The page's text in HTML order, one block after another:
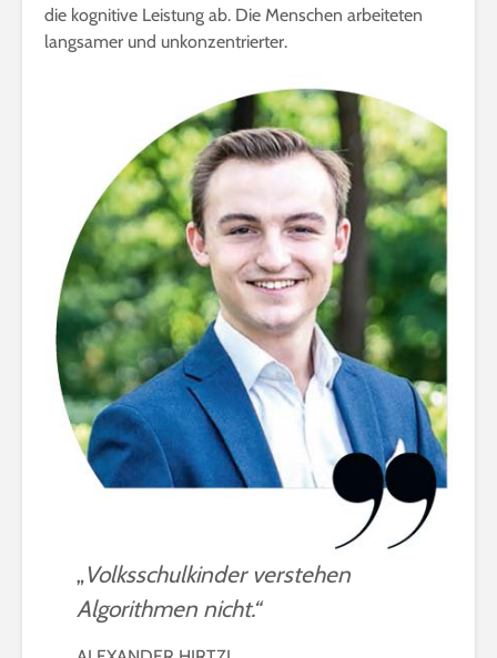
die kognitive Leistung ab. Die Menschen arbeiteten
langsamer und unkonzentrierter.
„Volksschulkinder verstehen
Algorithmen nicht.“